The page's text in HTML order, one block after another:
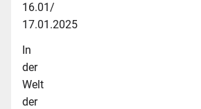
16.01/
17.01.2025
In
der
Welt
der